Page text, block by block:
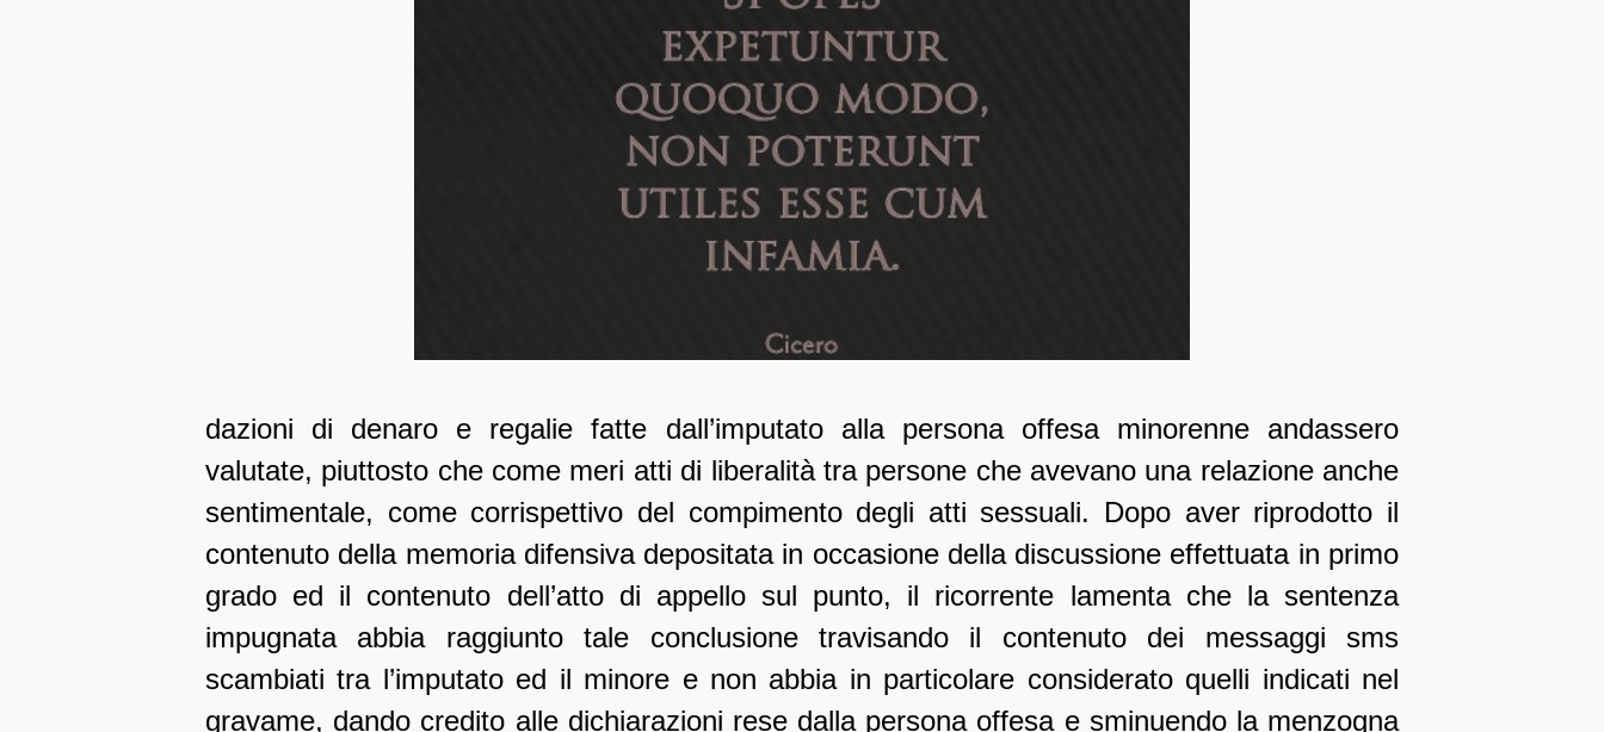
dazioni di denaro e regalie fatte dall’imputato alla persona offesa minorenne andassero
valutate, piuttosto che come meri atti di liberalità tra persone che avevano una relazione anche
sentimentale, come corrispettivo del compimento degli atti sessuali. Dopo aver riprodotto il
contenuto della memoria difensiva depositata in occasione della discussione effettuata in primo
grado ed il contenuto dell’atto di appello sul punto, il ricorrente lamenta che la sentenza
impugnata abbia raggiunto tale conclusione travisando il contenuto dei messaggi sms
scambiati tra l’imputato ed il minore e non abbia in particolare considerato quelli indicati nel
gravame, dando credito alle dichiarazioni rese dalla persona offesa e sminuendo la menzogna